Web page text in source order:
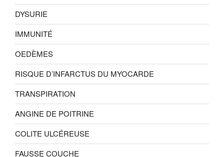
DYSURIE
IMMUNITÉ
OEDÈMES
RISQUE D’INFARCTUS DU MYOCARDE
TRANSPIRATION
ANGINE DE POITRINE
COLITE ULCÉREUSE
FAUSSE COUCHE